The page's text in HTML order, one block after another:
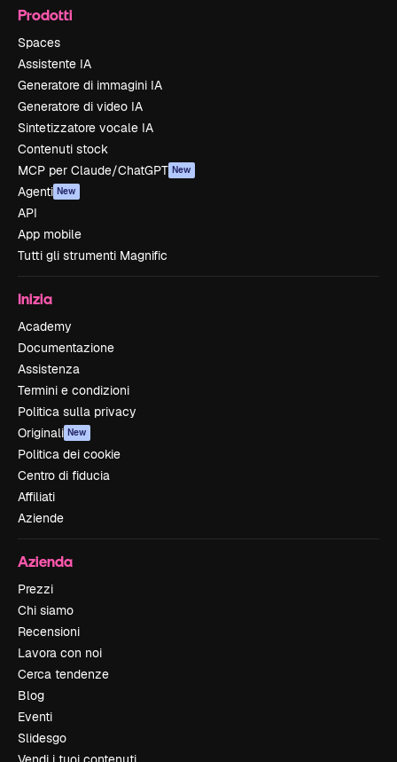
Prodotti
Spaces
Assistente IA
Generatore di immagini IA
Generatore di video IA
Sintetizzatore vocale IA
Contenuti stock
MCP per Claude/ChatGPT New
Agenti New
API
App mobile
Tutti gli strumenti Magnific
Inizia
Academy
Documentazione
Assistenza
Termini e condizioni
Politica sulla privacy
Originali New
Politica dei cookie
Centro di fiducia
Affiliati
Aziende
Azienda
Prezzi
Chi siamo
Recensioni
Lavora con noi
Cerca tendenze
Blog
Eventi
Slidesgo